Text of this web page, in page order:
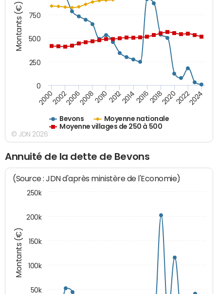
Montants (€)
Bevons
Moyenne nationale
Moyenne villages de 250 à 500
200020022006200820102012201420162018202020222024
0
250
500
750
© JDN 2026
Annuité de la dette de Bevons
Montants (€)
(Source : JDN d'après ministère de l'Economie)
50k
100k
150k
200k
250k